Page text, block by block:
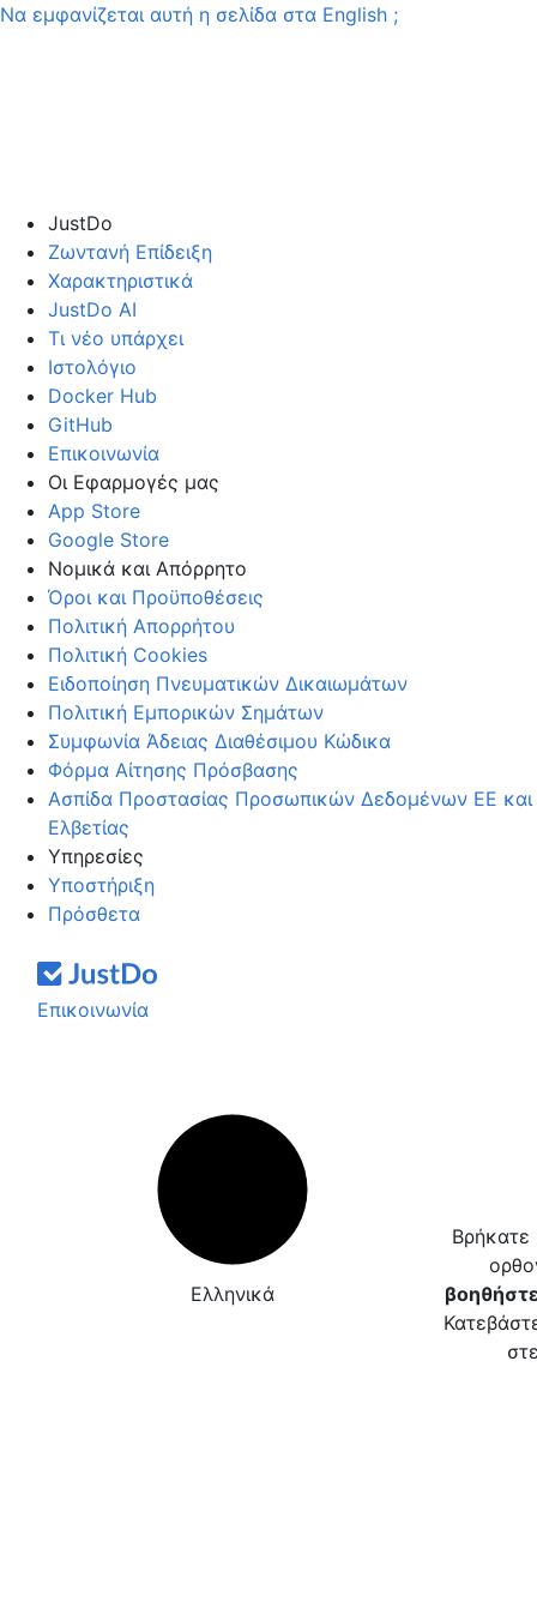
Να εμφανίζεται αυτή η σελίδα στα English ;
JustDo
Ζωντανή Επίδειξη
Χαρακτηριστικά
JustDo AI
Τι νέο υπάρχει
Ιστολόγιο
Docker Hub
GitHub
Επικοινωνία
Οι Εφαρμογές μας
App Store
Google Store
Νομικά και Απόρρητο
Όροι και Προϋποθέσεις
Πολιτική Απορρήτου
Πολιτική Cookies
Ειδοποίηση Πνευματικών Δικαιωμάτων
Πολιτική Εμπορικών Σημάτων
Συμφωνία Άδειας Διαθέσιμου Κώδικα
Φόρμα Αίτησης Πρόσβασης
Ασπίδα Προστασίας Προσωπικών Δεδομένων ΕΕ και
Ελβετίας
Υπηρεσίες
Υποστήριξη
Πρόσθετα
Επικοινωνία
Ελληνικά
Βρήκατε